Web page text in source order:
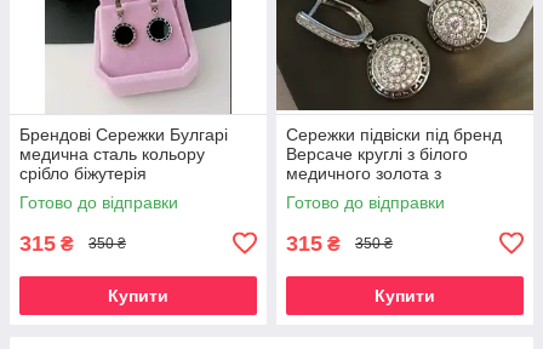
Брендові Сережки Булгарі
медична сталь кольору
срібло біжутерія
Готово до відправки
315 ₴ 350 ₴
Купити
Сережки підвіски під бренд
Версаче круглі з білого
медичного золота з
фіанітами
Готово до відправки
315 ₴ 350 ₴
Купити